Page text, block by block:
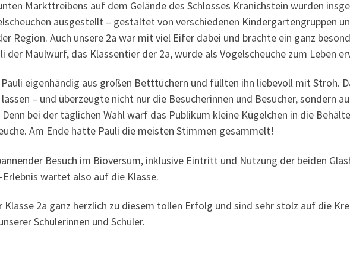
Markttreibens auf dem Gelände des Schlosses Kranichstein wurden
ausgestellt – gestaltet von verschiedenen Kindergartengruppen
Region. Auch unsere 2a war mit viel Eifer dabei und brachte ein ganz
der Maulwurf, das Klassentier der 2a, wurde als Vogelscheuche zum Leben
eigenhändig aus großen Betttüchern und füllten ihn liebevoll mit Stroh.
– und überzeugte nicht nur die Besucherinnen und Besucher, sondern
bei der täglichen Wahl warf das Publikum kleine Kügelchen in die
Am Ende hatte Pauli die meisten Stimmen gesammelt!
Besuch im Bioversum, inklusive Eintritt und Nutzung der beiden
wartet also auf die Klasse.
Klasse 2a ganz herzlich zu diesem tollen Erfolg und sind sehr stolz auf die
Schülerinnen und Schüler.